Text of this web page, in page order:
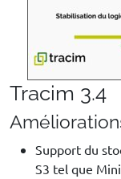
Tracim 3.4
Support du
S3 tel que